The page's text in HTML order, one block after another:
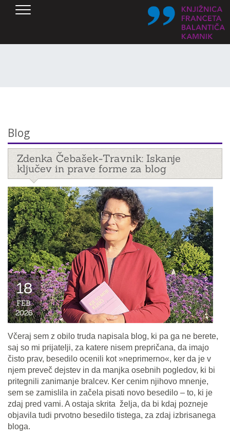
Blog
Zdenka Čebašek-Travnik: Iskanje
ključev in prave forme za blog
18
FEB.
2026
Včeraj sem z obilo truda napisala blog, ki pa ga ne berete,
saj so mi prijatelji, za katere nisem prepričana, da imajo
čisto prav, besedilo ocenili kot »neprimerno«, ker da je v
njem preveč dejstev in da manjka osebnih pogledov, ki bi
pritegnili zanimanje bralcev. Ker cenim njihovo mnenje,
sem se zamislila in začela pisati novo besedilo – to, ki je
zdaj pred vami. A ostaja skrita želja, da bi kdaj pozneje
objavila tudi prvotno besedilo tistega, za zdaj izbrisanega
bloga.